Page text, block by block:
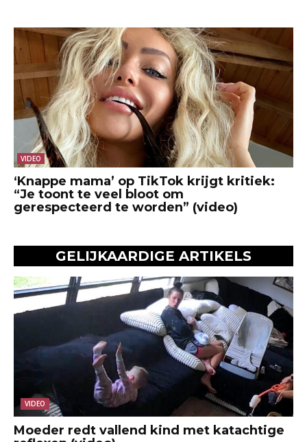
VIDEO
‘Knappe mama’ op TikTok krijgt kritiek:
“Je toont te veel bloot om
gerespecteerd te worden” (video)
GELIJKAARDIGE ARTIKELS
VIDEO
Moeder redt vallend kind met katachtige